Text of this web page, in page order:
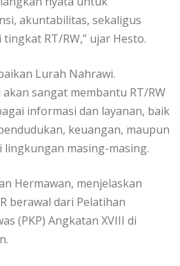
akuntabilitas, sekaligus
RT/RW,” ujar Hesto.
Lurah Nahrawi.
sangat membantu RT/RW
informasi dan layanan, baik
keuangan, maupun
lingkungan masing-masing.
Hermawan, menjelaskan
berawal dari Pelatihan
(PKP) Angkatan XVIII di